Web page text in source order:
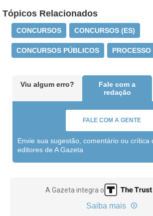
Tópicos Relacionados
CONCURSOS CONCURSOS (ES)
CONCURSOS PÚBLICOS
Viu algum erro?
Fale com a
redação
FALE COM A GENTE
Envie sua sugestão, comentário ou crítica
editores de A Gazeta
A Gazeta integra o
Saiba mais